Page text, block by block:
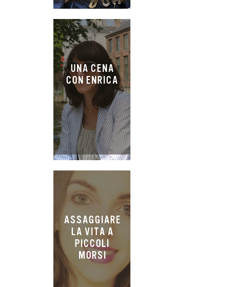
UNA CENA
CON ENRICA
ASSAGGIARE
LA VITA A
PICCOLI
MORSI